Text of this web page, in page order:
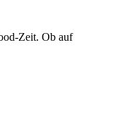
Zeit. Ob auf